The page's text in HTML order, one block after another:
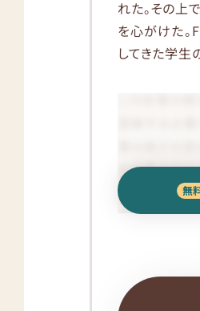
れた。その上
を心がけた。
してきた学生